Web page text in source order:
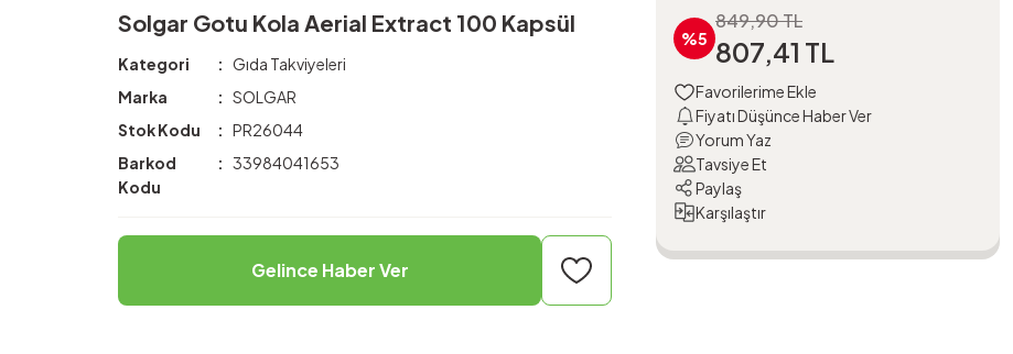
Solgar Gotu Kola Aerial Extract 100 Kapsül
Kategori
Gıda Takviyeleri
Marka
SOLGAR
Stok Kodu
PR26044
Barkod
Kodu
33984041653
Gelince Haber Ver
%5
849,90 TL
807,41 TL
Fiyatı Düşünce Haber Ver
Yorum Yaz
Tavsiye Et
Paylaş
Karşılaştır